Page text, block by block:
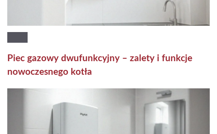
Piec gazowy dwufunkcyjny – zalety i funkcje
nowoczesnego kotła